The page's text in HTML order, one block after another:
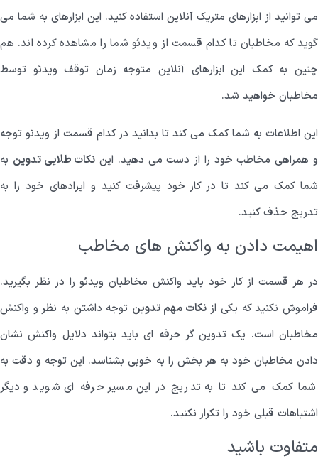
می توانید از ابزارهای متریک آنلاین استفاده کنید. این ابزارهای به شما می
گوید که مخاطبان تا کدام قسمت از ویدئو شما را مشاهده کرده اند. هم
چنین به کمک این ابزارهای آنلاین متوجه زمان توقف ویدئو توسط
مخاطبان خواهید شد.
این اطلاعات به شما کمک می کند تا بدانید در کدام قسمت از ویدئو توجه
و همراهی مخاطب خود را از دست می دهید. این نکات طلایی تدوین به
شما کمک می کند تا در کار خود پیشرفت کنید و ایرادهای خود را به
تدریج حذف کنید.
اهیمت دادن به واکنش های مخاطب
در هر قسمت از کار خود باید واکنش مخاطبان ویدئو را در نظر بگیرید.
فراموش نکنید که یکی ازنکات مهم تدوین توجه داشتن به نظر و واکنش
مخاطبان است. یک تدوین گر حرفه ای باید بتواند دلایل واکنش نشان
دادن مخاطبان خود به هر بخش را به خوبی بشناسد. این توجه و دقت به
شما کمک می کند تا به تدریج در این مسیر حرفه ای شوید و دیگر
اشتباهات قبلی خود را تکرار نکنید.
متفاوت باشید